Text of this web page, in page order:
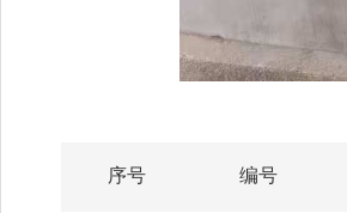
序号 编号